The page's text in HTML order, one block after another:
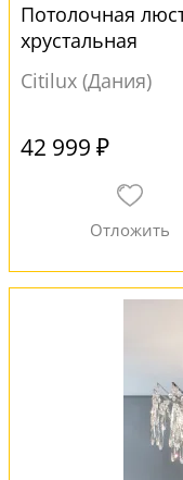
Потолочная
хрустальная
Citilux (Дания)
42 999 ₽